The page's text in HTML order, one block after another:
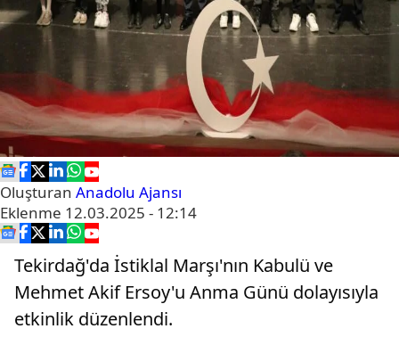
Oluşturan Anadolu Ajansı
Eklenme 12.03.2025 - 12:14
Tekirdağ'da İstiklal Marşı'nın Kabulü ve
Mehmet Akif Ersoy'u Anma Günü dolayısıyla
etkinlik düzenlendi.